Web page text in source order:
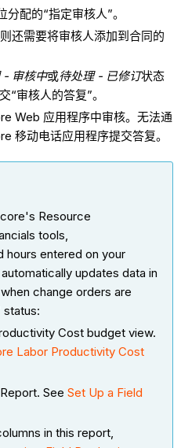
配的“指定审核人”。
则还需要将审核人添加到合同的
- 审核中或待处理 - 已修订状态
“审核人的答复”。
Web 应用程序中审核。无法通
移动电话应用程序提交答复。
Resource
tools,
hours entered on your
updates data in
change orders are
Cost budget view.
Labor Productivity Cost
SeeSet Up a Field
in this report,